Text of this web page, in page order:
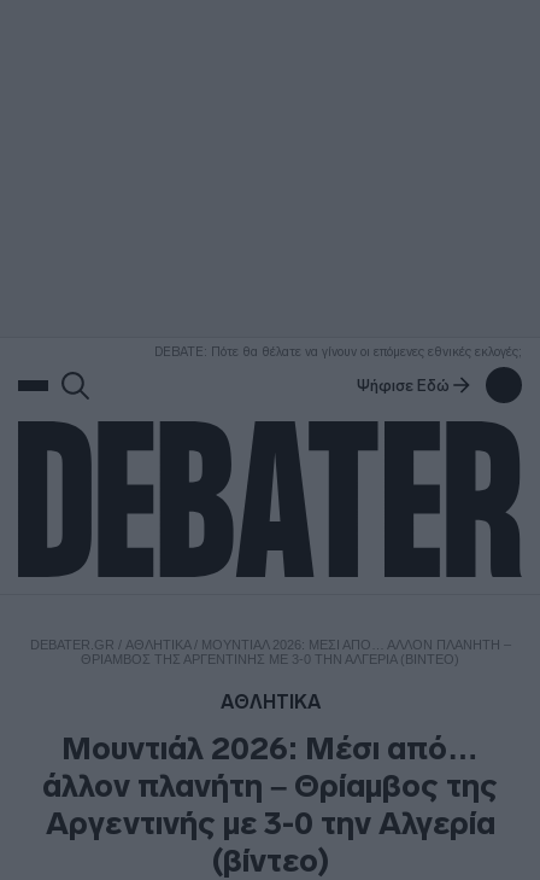
DEBATE: Πότε θα θέλατε να γίνουν οι επόμενες εθνικές εκλογές;
Ψήφισε Εδώ
DEBATER.GR / ΑΘΛΗΤΙΚΑ/ ΜΟΥΝΤΙΆΛ 2026: ΜΈΣΙ ΑΠΌ… ΆΛΛΟΝ ΠΛΑΝΉΤΗ –
ΘΡΊΑΜΒΟΣ ΤΗΣ ΑΡΓΕΝΤΙΝΉΣ ΜΕ 3-0 ΤΗΝ ΑΛΓΕΡΊΑ (ΒΊΝΤΕΟ)
ΑΘΛΗΤΙΚΑ
Μουντιάλ 2026: Μέσι από…
άλλον πλανήτη – Θρίαμβος της
Αργεντινής με 3-0 την Αλγερία
(βίντεο)